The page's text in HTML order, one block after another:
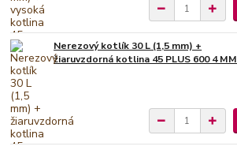
Nerezový kotlík 30 L (1,5 mm) +
žiaruvzdorná kotlina 45 PLUS 600 4 MM